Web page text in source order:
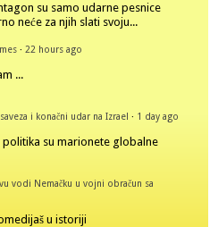
su samo udarne pesnice
neće za njih slati svoju...
·22 hours ago
...
i konačni udar na Izrael · 1 day ago
politika su marionete globalne
vodi Nemačku u vojni obračun sa
u istoriji